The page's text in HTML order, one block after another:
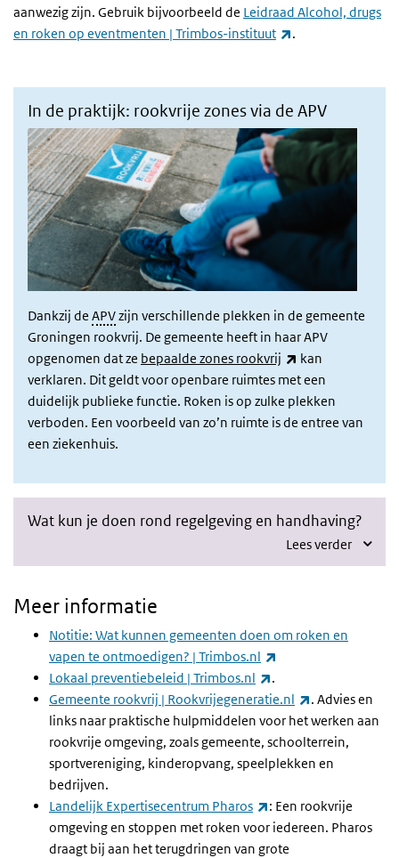
aanwezig zijn. Gebruik bijvoorbeeld de Leidraad Alcohol, drugs
en roken op eventmenten | Trimbos-instituut
(externe link)
.
In de praktijk: rookvrije zones via de APV
Dankzij de APVzijn verschillende plekken in de gemeente
Groningen rookvrij. De gemeente heeft in haar APV
opgenomen dat ze bepaalde zones rookvrij (externe link)
kan
verklaren. Dit geldt voor openbare ruimtes met een
duidelijk publieke functie. Roken is op zulke plekken
verboden. Een voorbeeld van zo’n ruimte is de entree van
een ziekenhuis.
Wat kun je doen rond regelgeving en handhaving?
Lees verder
Meer informatie
Notitie: Wat kunnen gemeenten doen om roken en
vapen te ontmoedigen? | Trimbos.nl
Lokaal preventiebeleid | Trimbos.nl
.
Gemeente rookvrij | Rookvrijegeneratie.nl
(externe link)
. Advies en
links naar praktische hulpmiddelen voor het werken aan
rookvrije omgeving, zoals gemeente, schoolterrein,
sportvereniging, kinderopvang, speelplekken en
bedrijven.
Landelijk Expertisecentrum Pharos
(externe link)
: Een rookvrije
omgeving en stoppen met roken voor iedereen. Pharos
draagt bij aan het terugdringen van grote